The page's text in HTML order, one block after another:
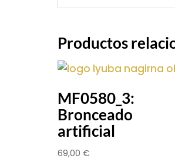
Productos
MF0580_3:
Bronceado
artificial
69,00 €